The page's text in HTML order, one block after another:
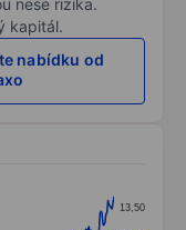
nese rizika.
kapitál.
nabídku od
13,50